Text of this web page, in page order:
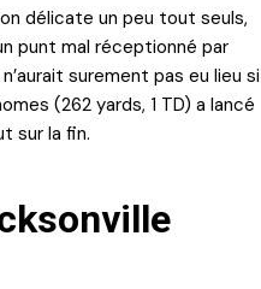
délicate un peu tout seuls,
punt mal réceptionné par
surement pas eu lieu si
(262 yards, 1 TD) a lancé
sur la fin.